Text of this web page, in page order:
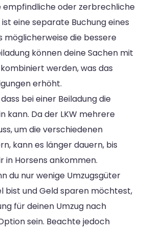
empfindliche oder zerbrechliche
eine separate Buchung eines
möglicherweise die bessere
können deine Sachen mit
werden, was das
erhöht.
bei einer Beiladung die
kann. Da der LKW mehrere
um die verschiedenen
kann es länger dauern, bis
in Horsens ankommen.
du nur wenige Umzugsgüter
bist und Geld sparen möchtest,
für deinen Umzug nach
sein. Beachte jedoch